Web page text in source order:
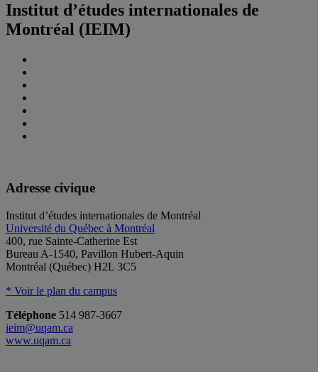
Institut d’études internationales de
Montréal (IEIM)
Adresse civique
Institut d’études internationales de Montréal
Université du Québec à Montréal
400, rue Sainte-Catherine Est
Bureau A-1540, Pavillon Hubert-Aquin
Montréal (Québec) H2L 3C5
* Voir le plan du campus
Téléphone 514 987-3667
ieim@uqam.ca
www.uqam.ca